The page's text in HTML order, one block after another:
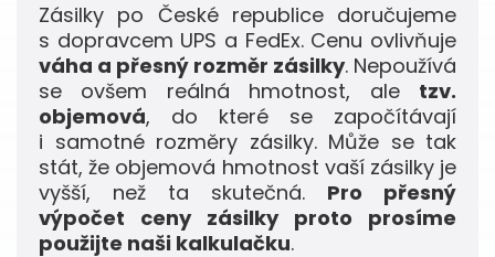
Zásilky po České republice doručujeme
s dopravcem UPS a FedEx. Cenu ovlivňuje
váha a přesný rozměr zásilky. Nepoužívá
se ovšem reálná hmotnost, ale tzv.
objemová, do které se započítávají
i samotné rozměry zásilky. Může se tak
stát, že objemová hmotnost vaší zásilky je
vyšší, než ta skutečná. Pro přesný
výpočet ceny zásilky proto prosíme
použijte naši kalkulačku.